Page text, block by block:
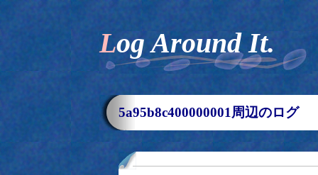
Log Around It.
5a95b8c400000001周辺のログ